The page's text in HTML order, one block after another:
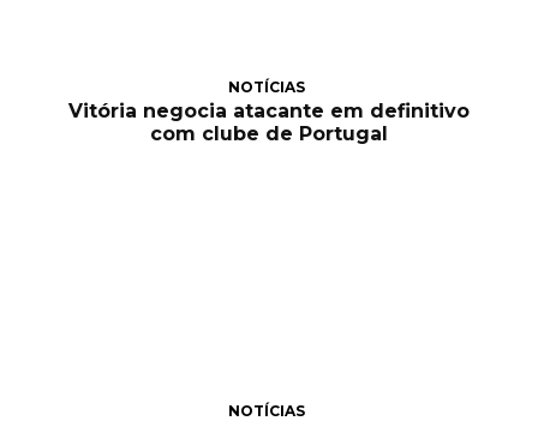
NOTÍCIAS
Vitória negocia atacante em definitivo
com clube de Portugal
NOTÍCIAS